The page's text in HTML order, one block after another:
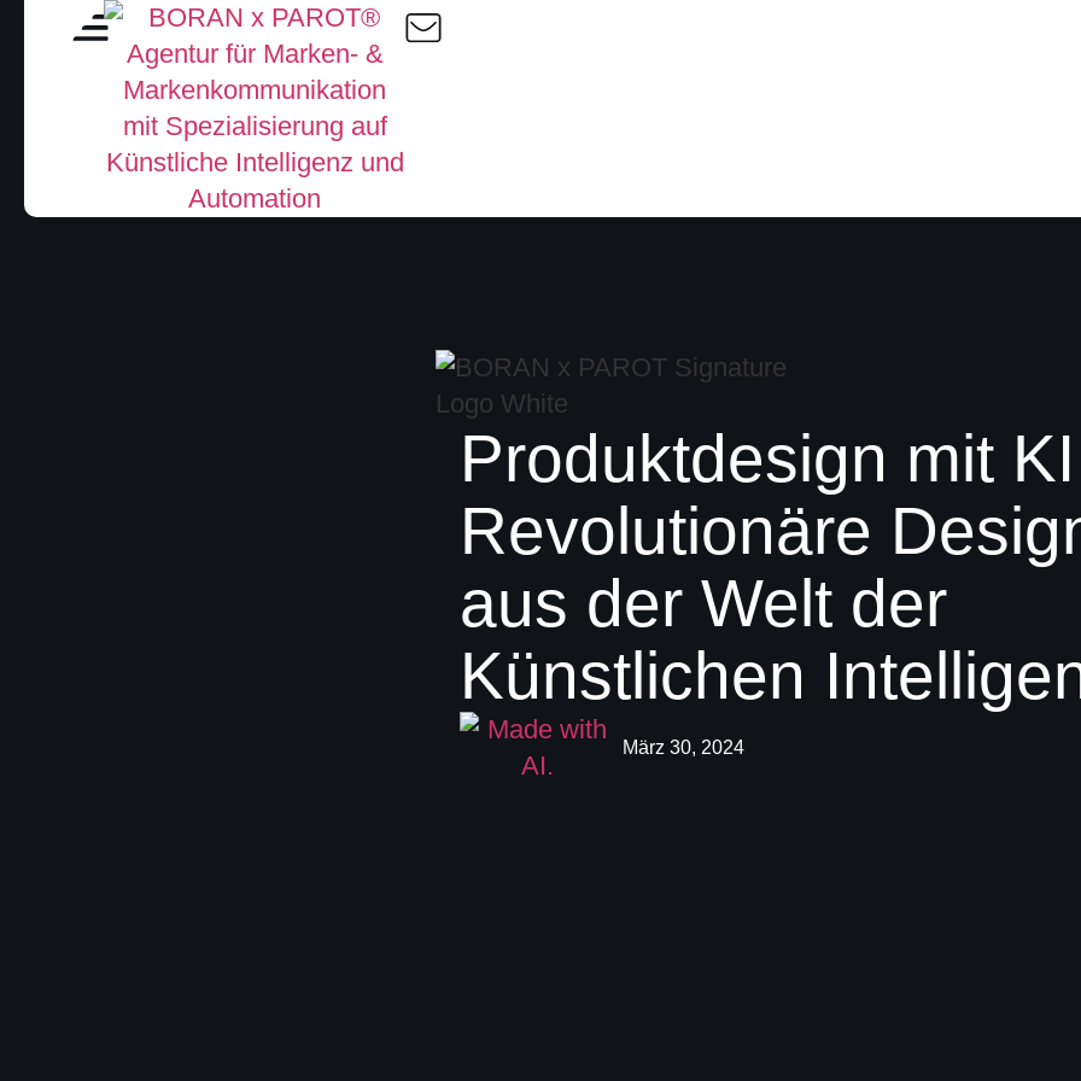
Produktdesign mit
Revolutionäre
aus der Welt der
Künstlichen
März 30, 2024